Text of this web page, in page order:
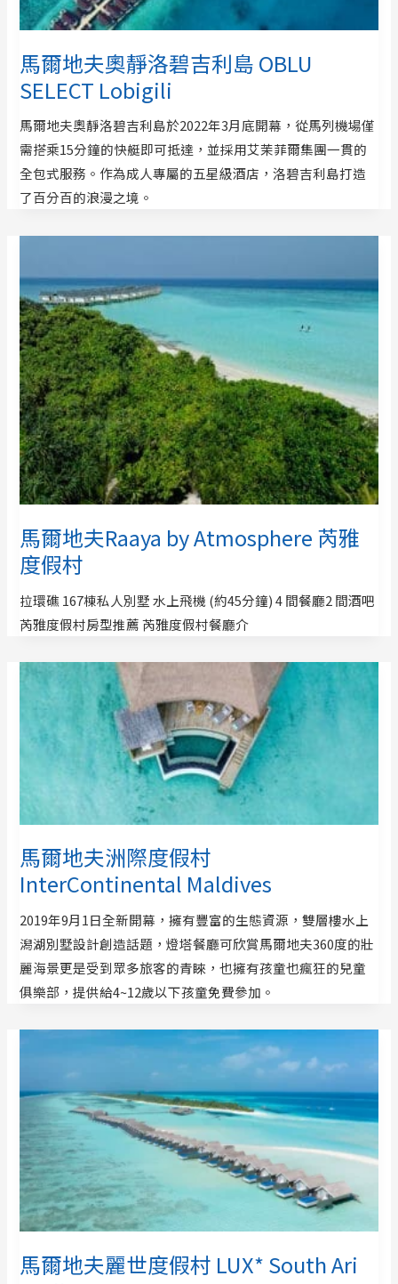
馬爾地夫奧靜洛碧吉利島 OBLU
SELECT Lobigili
馬爾地夫奧靜洛碧吉利島於2022年3月底開幕，從馬列機場僅
需搭乘15分鐘的快艇即可抵達，並採用艾茉菲爾集團一貫的
全包式服務。作為成人專屬的五星級酒店，洛碧吉利島打造
了百分百的浪漫之境。
馬爾地夫Raaya by Atmosphere 芮雅
度假村
拉環礁 167棟私人別墅 水上飛機 (約45分鐘) 4 間餐廳2 間酒吧
芮雅度假村房型推薦 芮雅度假村餐廳介
馬爾地夫洲際度假村
InterContinental Maldives
2019年9月1日全新開幕，擁有豐富的生態資源，雙層樓水上
潟湖別墅設計創造話題，燈塔餐廳可欣賞馬爾地夫360度的壯
麗海景更是受到眾多旅客的青睞，也擁有孩童也瘋狂的兒童
俱樂部，提供給4~12歲以下孩童免費參加。
馬爾地夫麗世度假村 LUX* South Ari